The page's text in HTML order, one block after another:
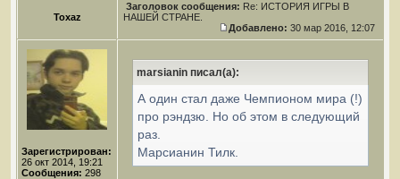
Toxaz
Заголовок сообщения: Re: ИСТОРИЯ ИГРЫ В
НАШЕЙ СТРАНЕ.
Добавлено: 30 мар 2016, 12:07
Зарегистрирован:
26 окт 2014, 19:21
Сообщения: 298
marsianin писал(а):
А один стал даже Чемпионом мира (!)
про рэндзю. Но об этом в следующий
раз.
Марсианин Тилк.